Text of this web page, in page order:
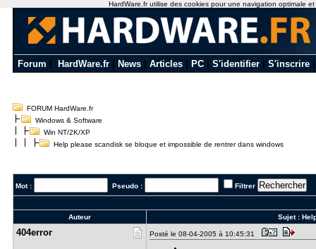
Forum HardWare.fr News Articles PC S'identifier S'inscrire
FORUM HardWare.fr
Windows & Software
Win NT/2K/XP
Help please scandisk se bloque et impossible de rentrer dans windows
Mot : Pseudo : Filtrer
Auteur Sujet :
404error Posté le 08-04-2005 à 10:45:31
HardWare.fr utilise des cookies pour une navigation optimale